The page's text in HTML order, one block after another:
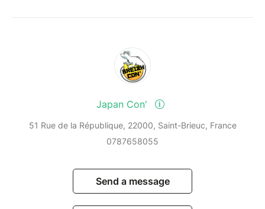
Japan Con'
51 Rue de la République, 22000, Saint-Brieuc, France
0787658055
Send a message